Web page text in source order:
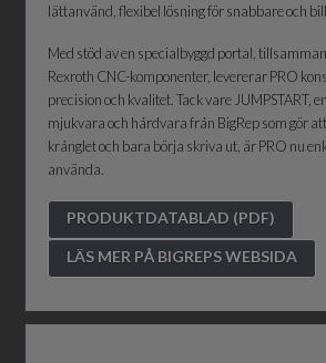
lättanvänd, flexibel lösning för snabbare och
Med stöd av en specialbyggd portal,
Rexroth CNC-komponenter, levererar PRO
precision och kvalitet. Tack vare JUMPSTART,
mjukvara och hårdvara från BigRep som gör
krånglet och bara börja skriva ut, är PRO nu
använda.
PRODUKTDATABLAD (PDF)
LÄS MER PÅ BIGREPS WEBSIDA